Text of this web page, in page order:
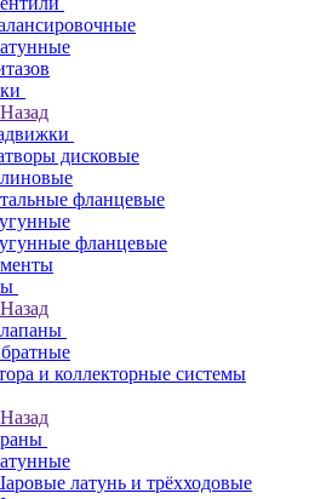
Назад
дисковые
фланцевые
фланцевые
Назад
и коллекторные системы
Назад
латунь и трёхходовые